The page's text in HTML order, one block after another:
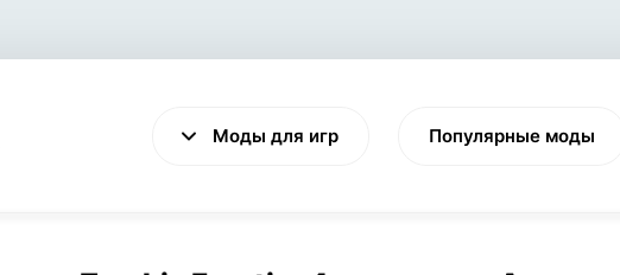
Моды для игр Популярные моды